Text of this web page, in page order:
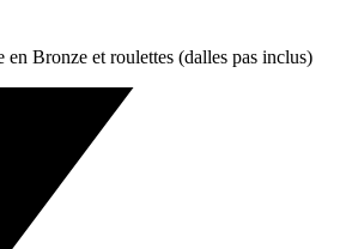
en Bronze et roulettes (dalles pas inclus)